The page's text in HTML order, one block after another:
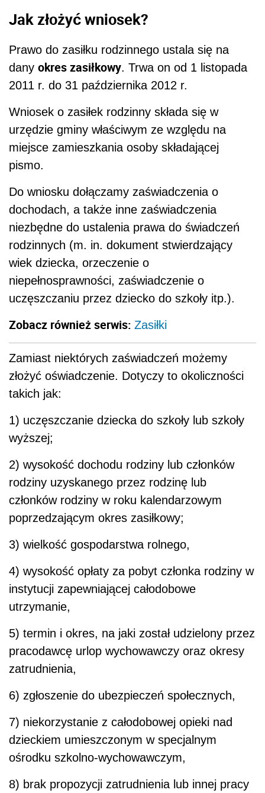
Jak złożyć wniosek?
Prawo do zasiłku rodzinnego ustala się na
dany okres zasiłkowy. Trwa on od 1 listopada
2011 r. do 31 października 2012 r.
Wniosek o zasiłek rodzinny składa się w
urzędzie gminy właściwym ze względu na
miejsce zamieszkania osoby składającej
pismo.
Do wniosku dołączamy zaświadczenia o
dochodach, a także inne zaświadczenia
niezbędne do ustalenia prawa do świadczeń
rodzinnych (m. in. dokument stwierdzający
wiek dziecka, orzeczenie o
niepełnosprawności, zaświadczenie o
uczęszczaniu przez dziecko do szkoły itp.).
Zobacz również serwis: Zasiłki
Zamiast niektórych zaświadczeń możemy
złożyć oświadczenie. Dotyczy to okoliczności
takich jak:
1) uczęszczanie dziecka do szkoły lub szkoły
wyższej;
2) wysokość dochodu rodziny lub członków
rodziny uzyskanego przez rodzinę lub
członków rodziny w roku kalendarzowym
poprzedzającym okres zasiłkowy;
3) wielkość gospodarstwa rolnego,
4) wysokość opłaty za pobyt członka rodziny w
instytucji zapewniającej całodobowe
utrzymanie,
5) termin i okres, na jaki został udzielony przez
pracodawcę urlop wychowawczy oraz okresy
zatrudnienia,
6) zgłoszenie do ubezpieczeń społecznych,
7) niekorzystanie z całodobowej opieki nad
dzieckiem umieszczonym w specjalnym
ośrodku szkolno-wychowawczym,
8) brak propozycji zatrudnienia lub innej pracy